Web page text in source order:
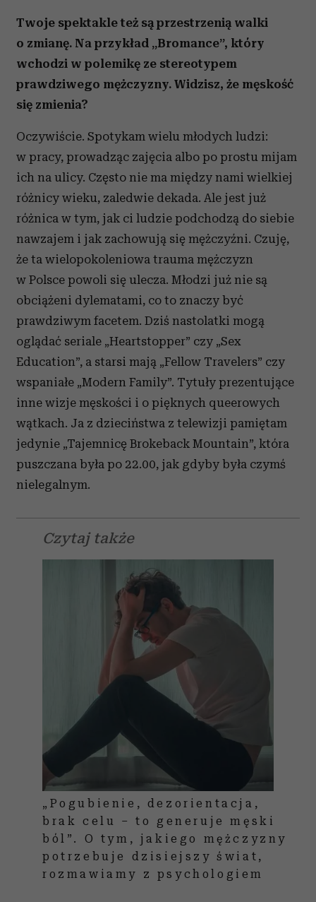
Twoje spektakle też są przestrzenią walki
o zmianę. Na przykład „Bromance”, który
wchodzi w polemikę ze stereotypem
prawdziwego mężczyzny. Widzisz, że męskość
się zmienia?
Oczywiście. Spotykam wielu młodych ludzi:
w pracy, prowadząc zajęcia albo po prostu mijam
ich na ulicy. Często nie ma między nami wielkiej
różnicy wieku, zaledwie dekada. Ale jest już
różnica w tym, jak ci ludzie podchodzą do siebie
nawzajem i jak zachowują się mężczyźni. Czuję,
że ta wielopokoleniowa trauma mężczyzn
w Polsce powoli się ulecza. Młodzi już nie są
obciążeni dylematami, co to znaczy być
prawdziwym facetem. Dziś nastolatki mogą
oglądać seriale „Heartstopper” czy „Sex
Education”, a starsi mają „Fellow Travelers” czy
wspaniałe „Modern Family”. Tytuły prezentujące
inne wizje męskości i o pięknych queerowych
wątkach. Ja z dzieciństwa z telewizji pamiętam
jedynie „Tajemnicę Brokeback Mountain”, która
puszczana była po 22.00, jak gdyby była czymś
nielegalnym.
Czytaj także
„Pogubienie, dezorientacja,
brak celu – to generuje męski
ból”. O tym, jakiego mężczyzny
potrzebuje dzisiejszy świat,
rozmawiamy z psychologiem